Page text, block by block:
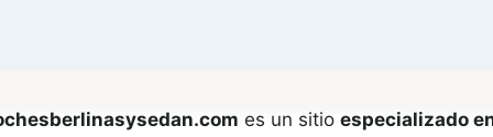
es un sitio especializado